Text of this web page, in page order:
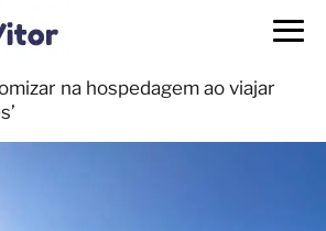
na hospedagem ao viajar